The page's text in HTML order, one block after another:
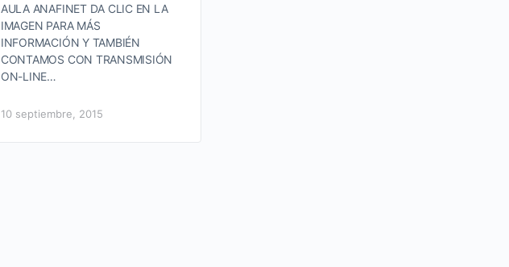
AULA ANAFINET DA CLIC EN LA
IMAGEN PARA MÁS
INFORMACIÓN Y TAMBIÉN
CONTAMOS CON TRANSMISIÓN
ON-LINE…
10 septiembre, 2015